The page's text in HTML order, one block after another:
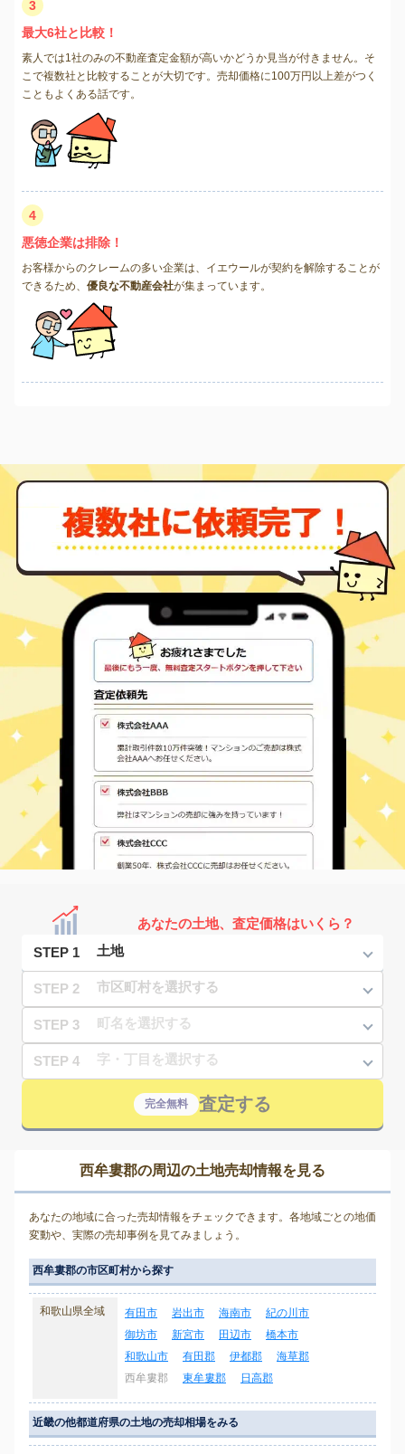
3
最大6社と比較！
素人では1社のみの不動産査定金額が高いかどうか見当が付きません。そ
こで複数社と比較することが大切です。売却価格に100万円以上差がつく
こともよくある話です。
4
悪徳企業は排除！
お客様からのクレームの多い企業は、イエウールが契約を解除することが
できるため、 優良な不動産会社が集まっています。
あなたの土地、査定価格はいくら？
STEP 1
STEP 2
STEP 3
STEP 4
完全無料 査定する
西牟婁郡の周辺の土地売却情報を見る
あなたの地域に合った売却情報をチェックできます。各地域ごとの地価
変動や、実際の売却事例を見てみましょう。
西牟婁郡の市区町村から探す
和歌山県全域 有田市 岩出市 海南市
紀の川市
御坊市
新宮市 田辺市
橋本市
和歌山市
有田郡 伊都郡
海草郡
西牟婁郡
東牟婁郡 日高郡
近畿の他都道府県の土地の売却相場をみる